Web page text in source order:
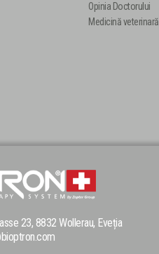
Opinia Doctorului
Medicină veterinară
23, 8832 Wollerau, Eveția